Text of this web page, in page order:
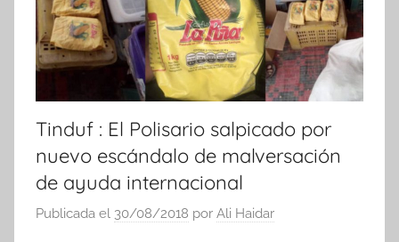
Tinduf : El Polisario salpicado por
nuevo escándalo de malversación
de ayuda internacional
Publicada el 30/08/2018 por Ali Haidar